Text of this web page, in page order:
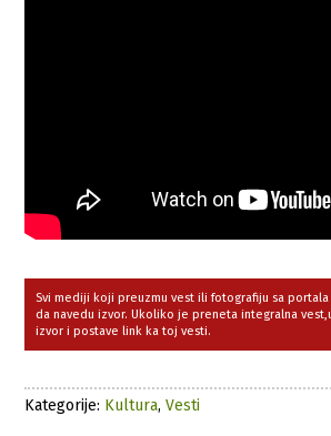
Svi mediji koji preuzmu vest ili fotografiju sa
da navedu izvor. Ukoliko je preneta integralna
izvor i postave link ka toj vesti.
Kategorije: Kultura,Vesti